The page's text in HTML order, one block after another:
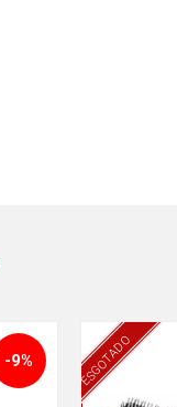
-9% ESGOTADO